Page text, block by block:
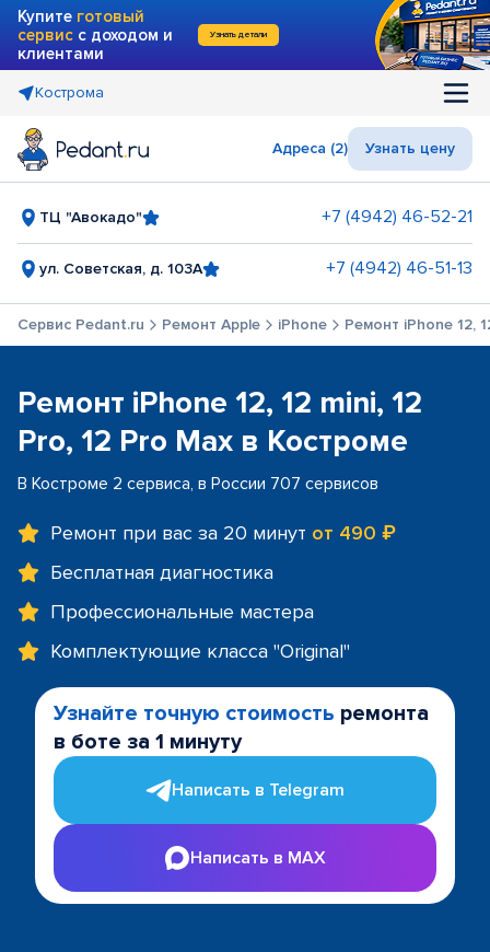
Купите готовый
сервис с доходом и
клиентами
Узнать детали
Кострома
Адреса (2) Узнать цену
ТЦ "Авокадо" +7 (4942) 46-52-21
ул. Советская, д. 103А +7 (4942) 46-51-13
Сервис Pedant.ru Ремонт Apple iPhone Ремонт iPhone 12,
Ремонт iPhone 12, 12 mini, 12
Pro, 12 Pro Max в Костроме
В Костроме 2 сервиса, в России 707 сервисов
Ремонт при вас за 20 минут от 490 ₽
Бесплатная диагностика
Профессиональные мастера
Комплектующие класса "Original"
Узнайте точную стоимость ремонта
в боте за 1 минуту
Написать в Telegram
Написать в MAX